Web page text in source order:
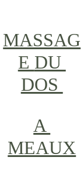
MASSAG
E DU
DOS
A
MEAUX